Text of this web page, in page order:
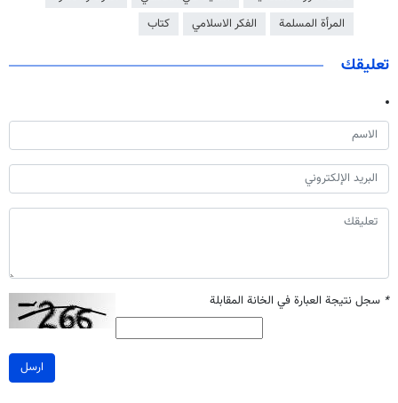
المرأة المسلمة
الفکر الاسلامي كتاب
تعليقك
* سجل نتيجة العبارة في الخانة المقابلة
ارسل